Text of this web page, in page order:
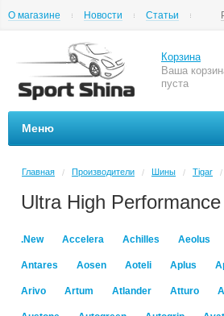
О магазине Новости
Статьи
Корзина
Ваша
пуста
Меню
Главная / Производители / Шины / Tigar /
Ultra High Performance
.New Accelera Achilles Aeolus
Antares Aosen Aoteli Aplus
Arivo Artum Atlander Atturo